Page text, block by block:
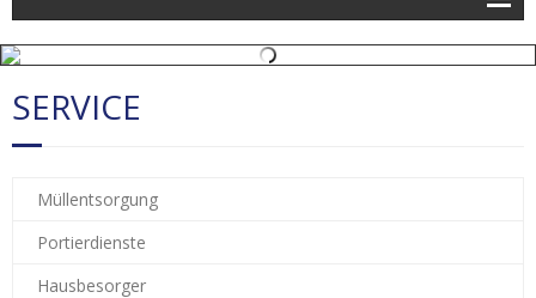
Unternehmen
Leistungen
Karriere
Kontakt
SERVICE
Müllentsorgung
Portierdienste
Hausbesorger